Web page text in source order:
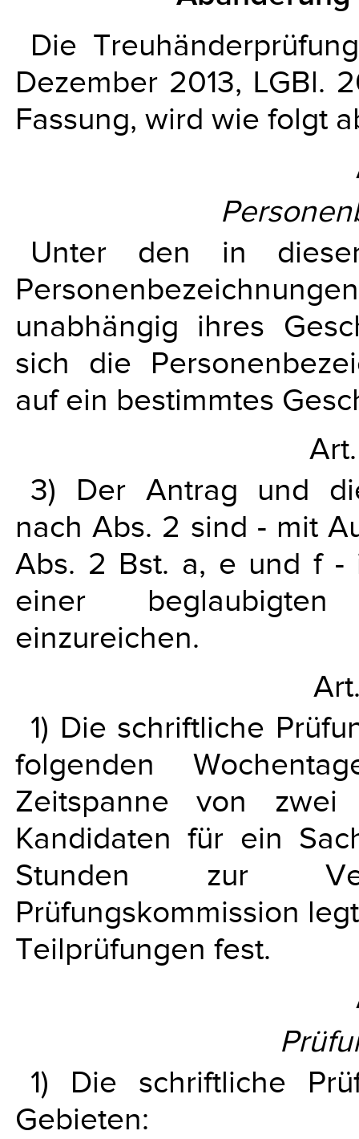
Die
Dezember 2013, LGBl.
Fassung, wird wie folgt
Unter den in
unabhängig ihres
sich die
auf ein bestimmtes
3) Der Antrag und
nach Abs. 2 sind - mit
Abs. 2 Bst. a, e und f -
einer beglaubigten
einzureichen.
1) Die schriftliche
folgenden
Zeitspanne von
Kandidaten für ein
Stunden zur
Prüfungskommission
Teilprüfungen fest.
1) Die schriftliche
Gebieten: